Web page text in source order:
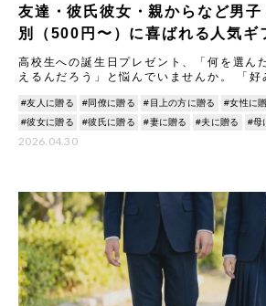
友達・彼氏彼女・親からなど男
別（500円〜）に喜ばれる人気ギ
高校生への誕生日プレゼント、「何を選ん
えるんだろう」と悩んでいませんか。 「好
算っ
#友人に贈る #同僚に贈る #目上の方に贈る #女性に
#彼女に贈る
#彼氏に贈る #妻に贈る #夫に贈る #母
2026.04.30